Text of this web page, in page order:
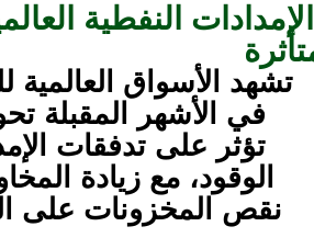
النفطية العالمية
الأسواق العالمية
في الأشهر المقبلة
تؤثر على تدفقات
الوقود، مع زيادة
نقص المخزونات على